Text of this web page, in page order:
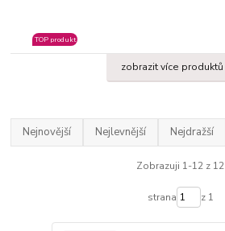
TOP produkt
zobrazit více produktů
Nejnovější Nejlevnější Nejdražší
Zobrazuji 1-12 z 12
strana z 1